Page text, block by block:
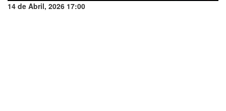
14 de Abril, 2026 17:00